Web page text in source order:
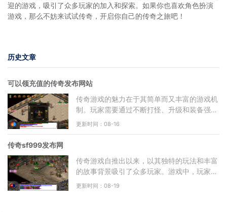
迎的游戏，吸引了众多玩家的加入和探索。如果你也喜欢角色扮演
游戏，那么不妨来试试传奇，开启你自己的传奇之旅吧！
历史文章
可以领充值的传奇发布网站
传奇游戏的魅力在于其简单而又丰富的游戏机
制。玩家需要通过不断打怪、升级和装备强
化，来提升自己的角色实力。游戏分为多个职
更新时间：08-16
传奇sf999发布网
传奇游戏自推出以来，以其独特的玩法和丰富
的故事背景吸引了众多玩家。游戏中，玩家可
以选择不同的职业，例如战士、法师和道士，
更新时间：08-19